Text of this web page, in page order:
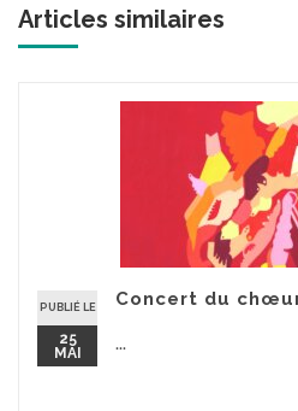
Articles similaires
PUBLIÉ LE
25
MAI
Concert du
...